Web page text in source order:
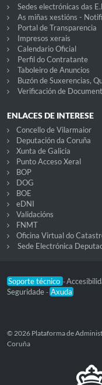
Sedes electrónicas das
As miñas xestións -
Portal de Transparencia
Impresos xerais
Calendario Oficial
Perfil do Contratante
Taboleiro de Anuncios
Buzón de Suxerencias,
Verificación de
ENLACES DE INTERESE
Concello de Vilarmaior
Deputación da Coruña
Xunta de Galicia
Punto Acceso Xeral
BOP
DOG
BOE
eDNI
Validacións
FNMT
Oficina Virtual do
Sede Electrónica
Soporte técnico -
Seguridade - Axuda
© 2026 Plataforma de
Coruña